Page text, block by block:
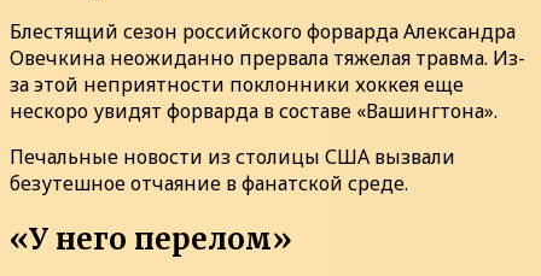
Блестящий сезон российского форварда Александра
Овечкина неожиданно прервала тяжелая травма. Из-
за этой неприятности поклонники хоккея еще
нескоро увидят форварда в составе «Вашингтона».
Печальные новости из столицы США вызвали
безутешное отчаяние в фанатской среде.
«У него перелом»